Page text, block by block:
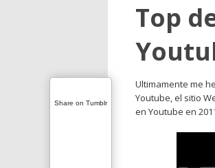
Top
Ultimamente me
Youtube, el sitio
en Youtube en
Share on Tumblr